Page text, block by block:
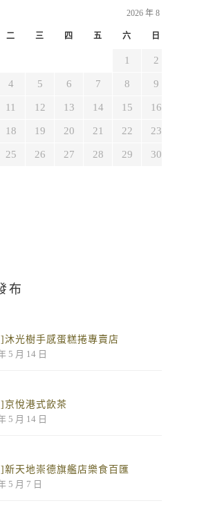
2026 年 8 月
二 三 四 五 六 日
1 2
4 5 6 7 8 9
11 12 13 14 15 16
18 19 20 21 22 23
25 26 27 28 29 30
布
沐光樹手感蛋糕捲專賣店
5 月 14 日
京悅港式飲茶
5 月 14 日
新天地崇德旗艦店樂食百匯
5 月 7 日